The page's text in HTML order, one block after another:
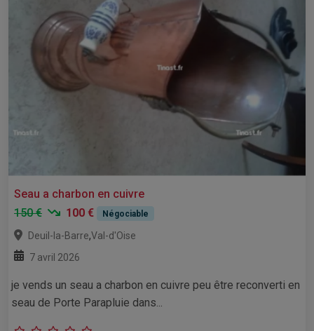
Seau a charbon en cuivre
150 €
100 € Négociable
Deuil-la-Barre,Val-d'Oise
7 avril 2026
je vends un seau a charbon en cuivre peu être reconverti en
seau de Porte Parapluie dans...